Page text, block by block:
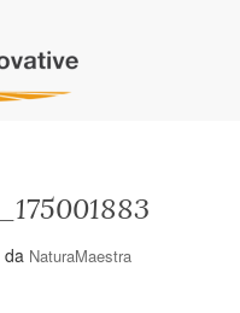
da NaturaMaestra